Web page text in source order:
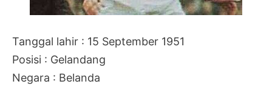
Tanggal lahir : 15 September 1951
Posisi : Gelandang
Negara : Belanda